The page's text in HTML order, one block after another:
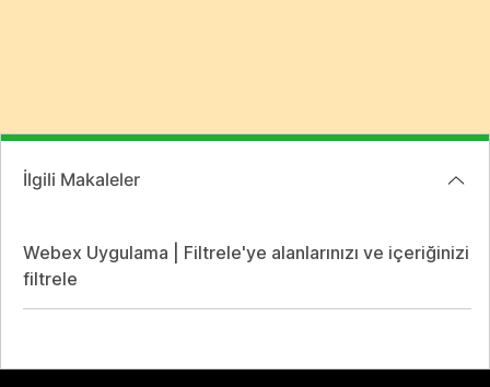
İlgili Makaleler
Webex Uygulama | Filtrele'ye alanlarınızı ve içeriğinizi
filtrele